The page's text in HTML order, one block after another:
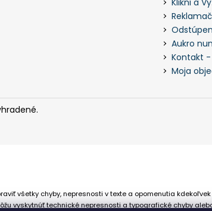
Aukro
Kontakt
Moja
všetky chyby, nepresnosti v texte a opomenutia
vyskytnúť technické nepresnosti a typografické chyby